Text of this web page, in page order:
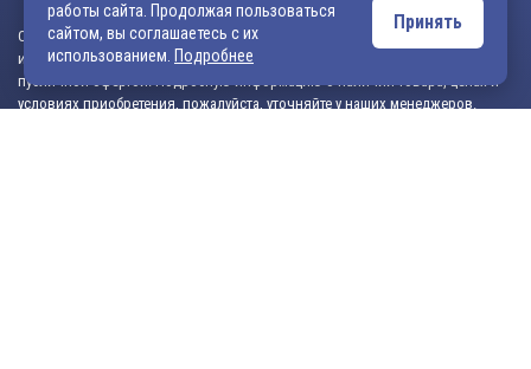
Обращаем ваше внимание, что сайт vek33.ru носит исключительно
информационный характер и ни при каких условиях не является
публичной офертой. Подробную информацию о наличии товара, ценах и
условиях приобретения, пожалуйста, уточняйте у наших менеджеров.
работы сайта. Продолжая пользоваться
сайтом, вы соглашаетесь с их
использованием. Подробнее
Принять